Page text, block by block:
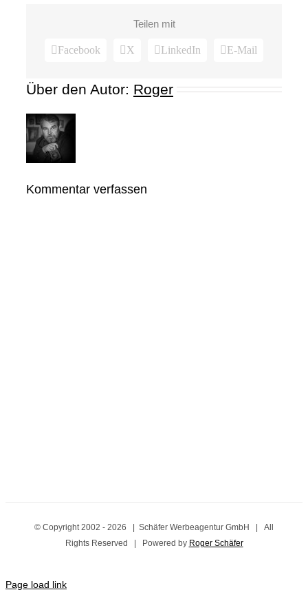
Teilen mit
Facebook X LinkedIn E-Mail
Über den Autor: Roger
Kommentar verfassen
© Copyright 2002 - 2026 | Schäfer Werbeagentur GmbH | All
Rights Reserved | Powered by Roger Schäfer
Page load link